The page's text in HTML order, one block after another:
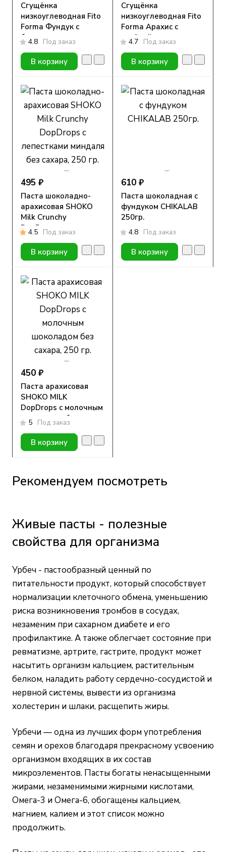
Сгущёнка
низкоуглеводная Fito
Forma Фундук с
белым шоколадом
280 г
4.8 Под заказ
В корзину
Сгущёнка
низкоуглеводная Fito
Forma Арахис с
солёной карамелью
280 г
4.7 Под заказ
В корзину
495 ₽
Паста шоколадно-
арахисовая SHOKO
Milk Crunchy
DopDrops с
лепестками миндаля
без сахара, 250 гр.
4.5 Под заказ
В корзину
610 ₽
Паста шоколадная с
фундуком CHIKALAB
250гр.
4.8 Под заказ
В корзину
450 ₽
Паста арахисовая
SHOKO MILK
DopDrops с молочным
шоколадом без
сахара, 250 гр.
5 Под заказ
В корзину
Рекомендуем посмотреть
Живые пасты - полезные
свойства для организма
Урбеч - пастообразный ценный по
питательности продукт, который способствует
нормализации клеточного обмена, уменьшению
риска возникновения тромбов в сосудах,
незаменим при сахарном диабете и его
профилактике. А также облегчает состояние при
ревматизме, артрите, гастрите, продукт может
насытить организм кальцием, растительным
белком, наладить работу сердечно-сосудистой и
нервной системы, вывести из организма
холестерин и шлаки, расщепить жиры.
Урбечи — одна из лучших форм употребления
семян и орехов благодаря прекрасному усвоению
организмом входящих в их состав
микроэлементов. Пасты богаты ненасыщенными
жирами, незаменимыми жирными кислотами,
Омега-3 и Омега-6, обогащены кальцием,
магнием, калием и этот список можно
продолжить.